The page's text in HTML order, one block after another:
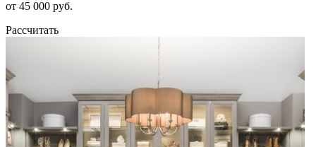
от 45 000 руб.
Рассчитать